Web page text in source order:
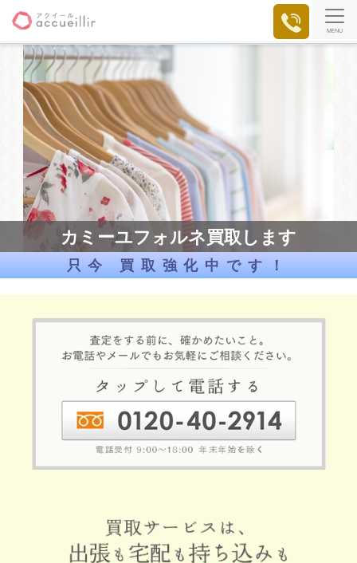
MENU
カミーユフォルネ買取します
只今 買取強化中です！